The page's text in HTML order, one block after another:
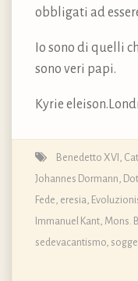
obbligati ad
Io sono di quelli
sono veri papi.
Kyrie
Benedetto XVI
Johannes Dormann
Fede eresia
Immanuel Kant Mons.
sedevacantismo